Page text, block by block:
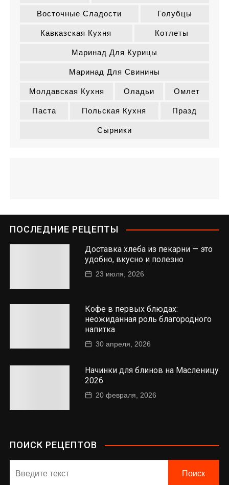
Восточные Сладости Голубцы
Кавказская Кухня Котлеты
Маринад Для Курицы
Маринад Для Свинины
Молдавская Кухня Оладьи Омлет
Паста Польская Кухня Празд
Сырники
ПОСЛЕДНИЕ РЕЦЕПТЫ
Доставка хлеба из пекарни — это
удобно, вкусно и полезно
23 июля, 2026
Кофе в первых блюдах:
неожиданная роль благородного
напитка
30 апреля, 2026
Начинки для блинов на Масленицу
2026
20 февраля, 2026
ПОИСК РЕЦЕПТОВ